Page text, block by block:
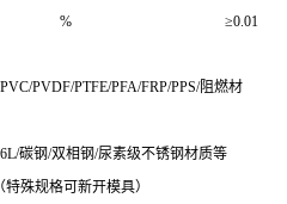
% ≥0.01
PVDF/PTFE/PFA/FRP/PPS/阻燃材
碳钢/双相钢/尿素级不锈钢材质等
（特殊规格可新开模具）